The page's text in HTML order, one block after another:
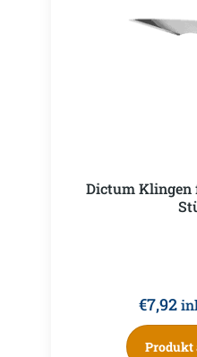
Dictum Klingen
€7,92
Produkt